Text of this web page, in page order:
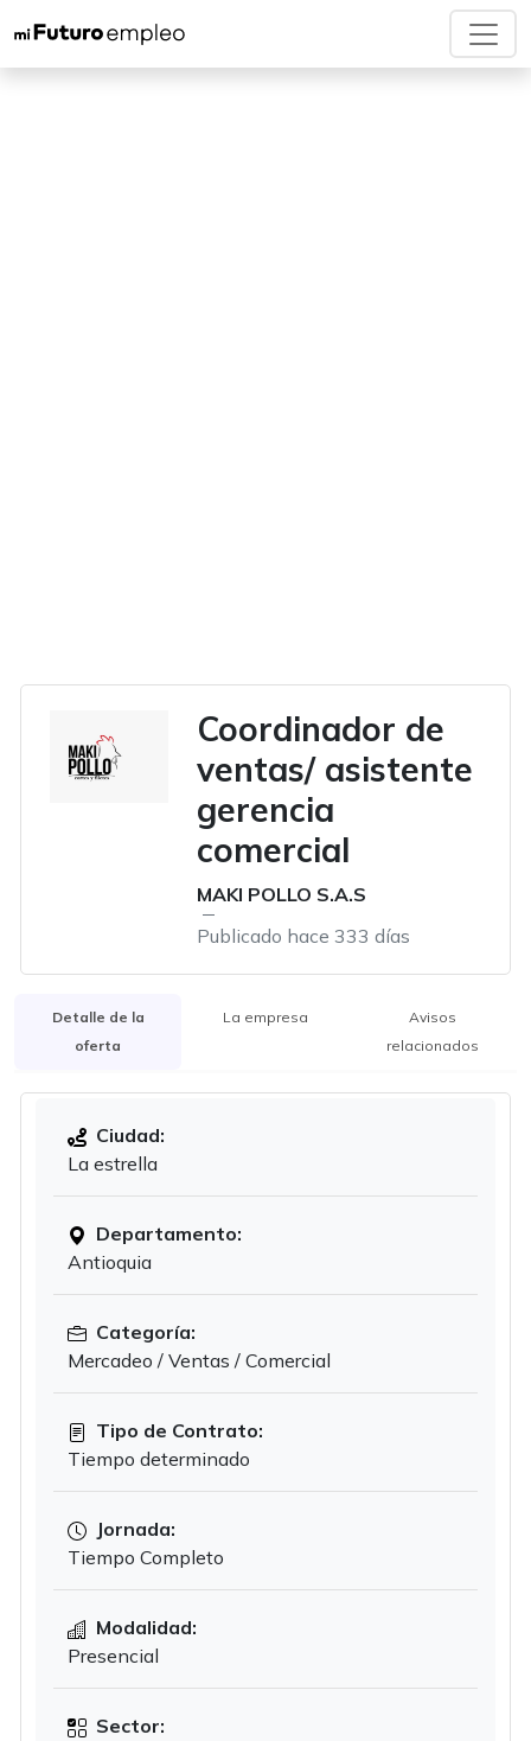
Coordinador de
ventas/ asistente
gerencia
comercial
MAKI POLLO S.A.S
Publicado hace 333 días
Detalle de la
oferta
La empresa
Avisos
relacionados
Ciudad:
La estrella
Departamento:
Antioquia
Categoría:
Mercadeo / Ventas / Comercial
Tipo de Contrato:
Tiempo determinado
Jornada:
Tiempo Completo
Modalidad:
Presencial
Sector: